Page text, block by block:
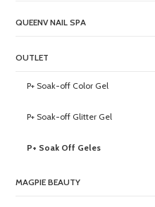
QUEENV NAIL SPA
OUTLET
P+ Soak-off Color Gel
P+ Soak-off Glitter Gel
P+ Soak Off Geles
MAGPIE BEAUTY